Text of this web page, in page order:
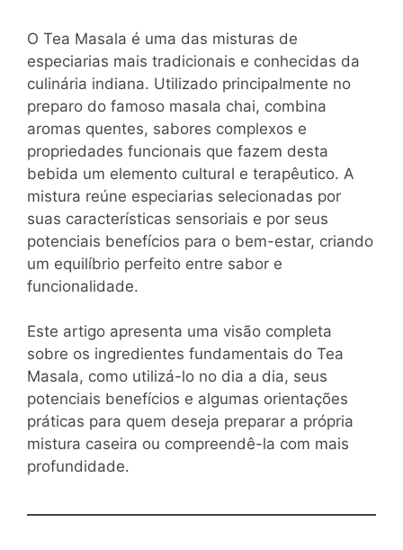
O Tea Masala é uma das misturas de
especiarias mais tradicionais e conhecidas da
culinária indiana. Utilizado principalmente no
preparo do famoso masala chai, combina
aromas quentes, sabores complexos e
propriedades funcionais que fazem desta
bebida um elemento cultural e terapêutico. A
mistura reúne especiarias selecionadas por
suas características sensoriais e por seus
potenciais benefícios para o bem-estar, criando
um equilíbrio perfeito entre sabor e
funcionalidade.
Este artigo apresenta uma visão completa
sobre os ingredientes fundamentais do Tea
Masala, como utilizá-lo no dia a dia, seus
potenciais benefícios e algumas orientações
práticas para quem deseja preparar a própria
mistura caseira ou compreendê-la com mais
profundidade.